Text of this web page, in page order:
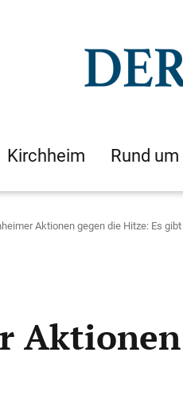
Kirchheim Rund
Aktionen gegen die Hitze: Es